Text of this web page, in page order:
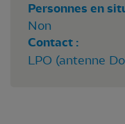
Personnes en
Non
Contact :
LPO (antenne